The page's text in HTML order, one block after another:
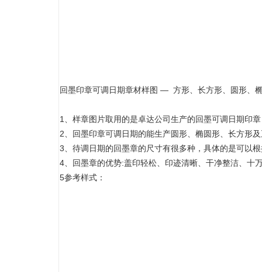
回墨印章可调日期章材样图 — 方形、长方形、圆形、
1、样章图片取用的是卓达公司生产的回墨可调日期印
2、回墨印章可调日期的能生产圆形、椭圆形、长方形
3、待调日期的回墨章的尺寸有很多种，具体的是可以
4、回墨章的优势:盖印轻松、印迹清晰、干净整洁、十
5参考样式：